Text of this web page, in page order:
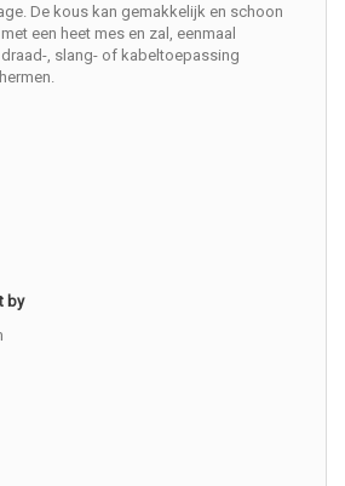
De kous kan gemakkelijk en schoon
een heet mes en zal, eenmaal
, slang- of kabeltoepassing
by